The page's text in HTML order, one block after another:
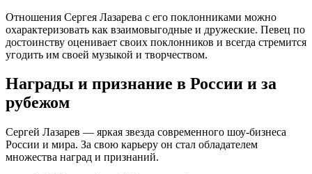
Отношения Сергея Лазарева с его поклонниками можно
охарактеризовать как взаимовыгодные и дружеские. Певец по
достоинству оценивает своих поклонников и всегда стремится
угодить им своей музыкой и творчеством.
Награды и признание в России и за
рубежом
Сергей Лазарев — яркая звезда современного шоу-бизнеса
России и мира. За свою карьеру он стал обладателем
множества наград и признаний.